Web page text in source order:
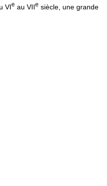
VIe au VIIe siècle, une grande